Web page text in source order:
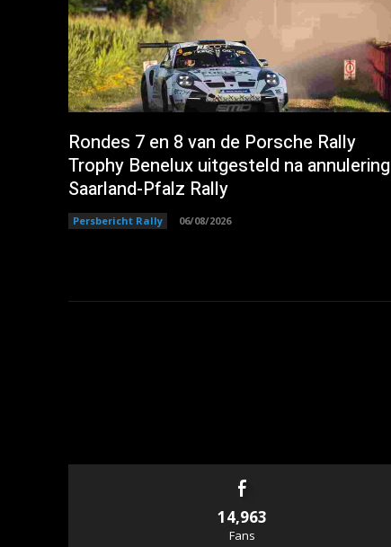
Rondes 7 en 8 van de Porsche Rally
Trophy Benelux uitgesteld na annulering
Saarland-Pfalz Rally
Persbericht Rally 06/08/2026
14,963
Fans